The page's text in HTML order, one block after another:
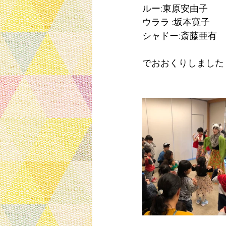
ルー:東原安由子
ウララ :坂本寛子
シャドー:斎藤亜有
でおおくりしました